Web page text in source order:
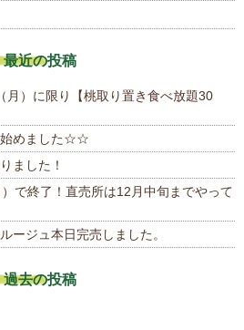
最近の投稿
月）に限り【桃取り置き食べ放題30
めました☆☆
ました！
で終了！直売所は12月中旬までやって
ージュ本日完売しました。
過去の投稿